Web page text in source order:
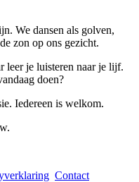
We dansen als golven,
zon op ons gezicht.
leer je luisteren naar je lijf.
doen?
Iedereen is welkom.
Contact